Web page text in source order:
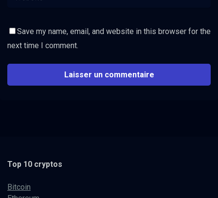
Save my name, email, and website in this browser for the
next time I comment.
Top 10 cryptos
Bitcoin